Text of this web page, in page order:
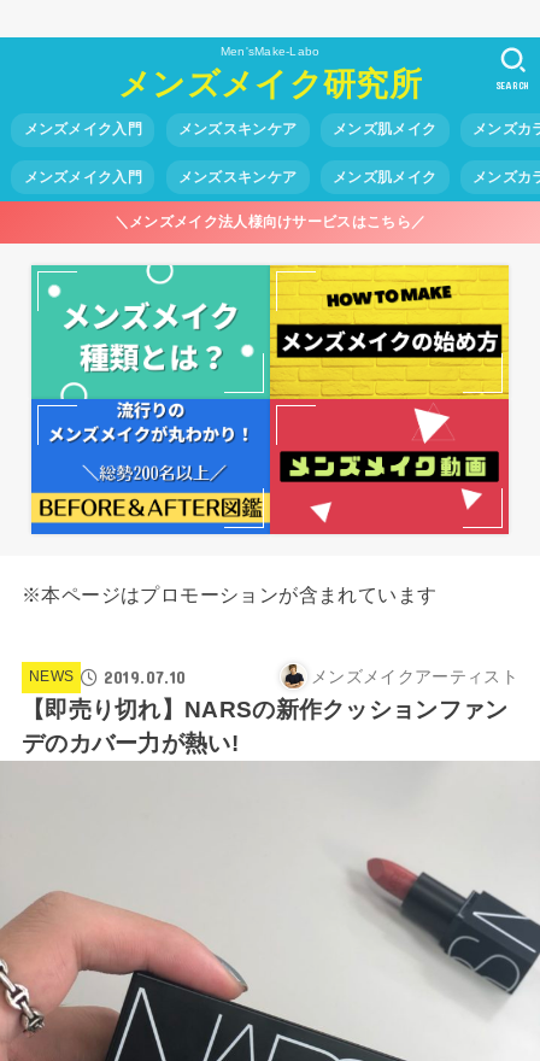
Men'sMake-Labo
メンズメイク研究所
メンズメイク入門 メンズスキンケア メンズ肌メイク メンズカ
メンズメイク入門 メンズスキンケア メンズ肌メイク メンズカ
SEARCH
＼メンズメイク法人様向けサービスはこちら／
※本ページはプロモーションが含まれています
NEWS 2019.07.10 メンズメイクアーティスト
【即売り切れ】NARSの新作クッションファン
デのカバー力が熱い!